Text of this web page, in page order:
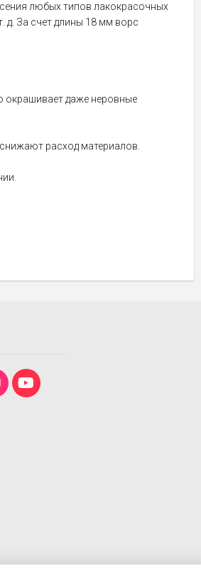
любых типов лакокрасочных
д. За счет длины 18 мм ворс
даже неровные
расход материалов.